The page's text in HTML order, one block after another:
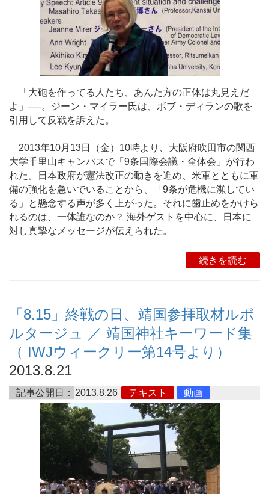
「大砲を作ってる人たち、あんた方の正体は丸見えだ
よ」──。ジーン・マイラー氏は、ボブ・ディランの歌を
引用して反戦を訴えた。
2013年10月13日（金）10時より、大阪府吹田市の関西
大学千里山キャンパスで「9条国際会議・全体会」が行わ
れた。日本政府が憲法改正の動きを進め、米軍とともに軍
備の強化を急いでいることから、「9条が危機に瀕してい
る」と懸念する声が多く上がった。それに歯止めをかけら
れるのは、一体誰なのか？ 海外ゲストを中心に、日本に
対し真摯なメッセージが伝えられた。
続きを読む
「8.15」終戦の日、靖国参拝取材ルポ
ルタージュ ／ 靖国神社キーワード集
（ IWJウィークリー第14号より）
2013.8.21
記事公開日： 2013.8.26 テキスト 動画